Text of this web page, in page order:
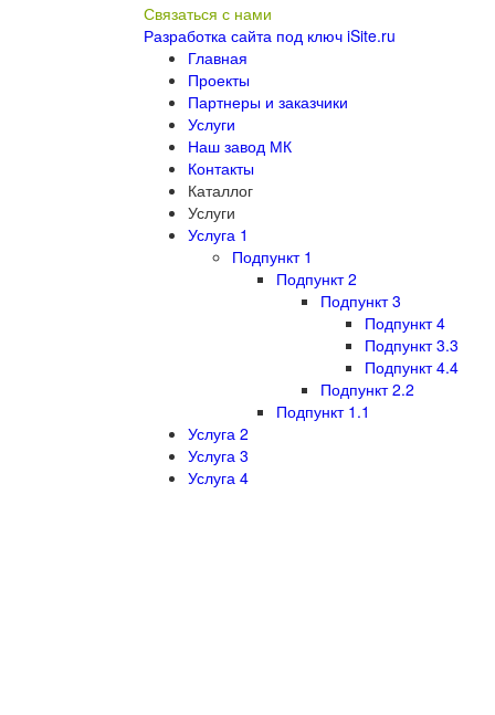
Связаться с нами
Разработка сайта под ключ iSite.ru
Главная
Проекты
Партнеры и заказчики
Услуги
Наш завод МК
Контакты
Каталлог
Услуги
Услуга 1
Подпункт 1
Подпункт 2
Подпункт 3
Подпункт 4
Подпункт 3.3
Подпункт 4.4
Подпункт 2.2
Подпункт 1.1
Услуга 2
Услуга 3
Услуга 4